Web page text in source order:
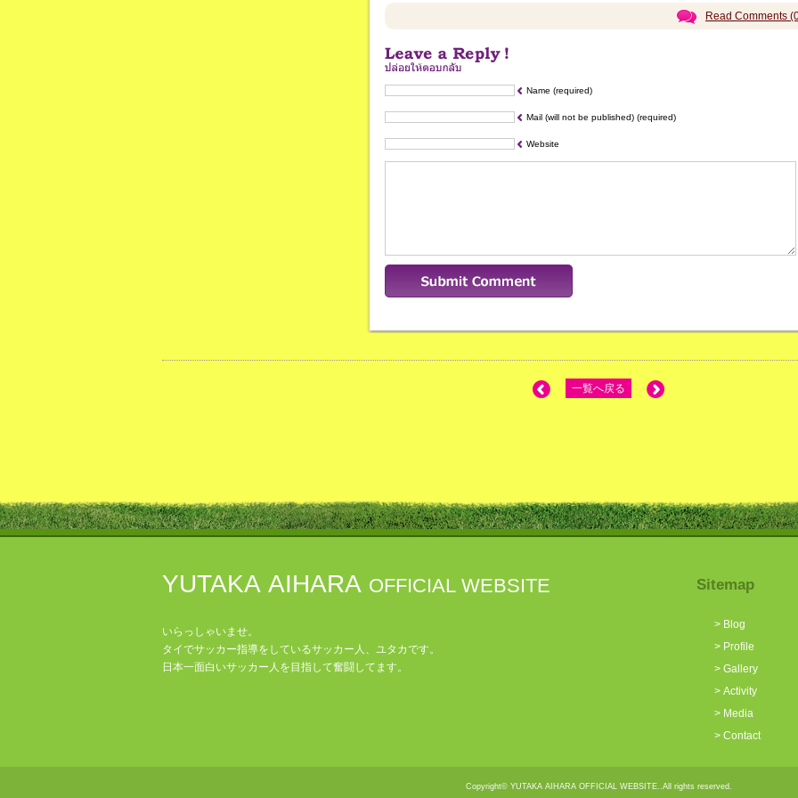
Read Comments
Name (required)
Mail (will not be published) (required)
Website
一覧へ戻る
YUTAKA AIHARA OFFICIAL WEBSITE
いらっしゃいませ。
タイでサッカー指導をしているサッカー人、ユタカです。
日本一面白いサッカー人を目指して奮闘してます。
Sitemap
> Blog
> Profile
> Gallery
> Activity
> Media
> Contact
Copyright© YUTAKA AIHARA OFFICIAL WEBSITE..All rights reserved.